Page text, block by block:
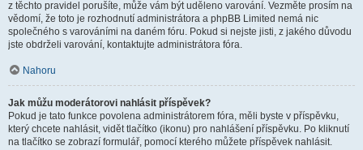
z těchto pravidel porušíte, může vám být uděleno varování. Vezměte prosím na
vědomí, že toto je rozhodnutí administrátora a phpBB Limited nemá nic
společného s varováními na daném fóru. Pokud si nejste jisti, z jakého důvodu
jste obdrželi varování, kontaktujte administrátora fóra.
Nahoru
Jak můžu moderátorovi nahlásit příspěvek?
Pokud je tato funkce povolena administrátorem fóra, měli byste v příspěvku,
který chcete nahlásit, vidět tlačítko (ikonu) pro nahlášení příspěvku. Po kliknutí
na tlačítko se zobrazí formulář, pomocí kterého můžete příspěvek nahlásit.